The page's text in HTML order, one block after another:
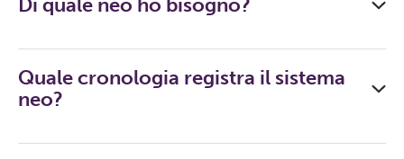
Di quale neo ho bisogno?
Quale cronologia registra il sistema
neo?